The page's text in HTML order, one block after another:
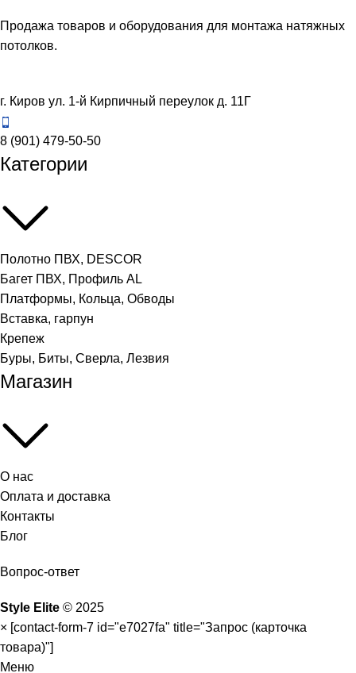
Продажа товаров и оборудования для монтажа натяжных
потолков.
г. Киров ул. 1-й Кирпичный переулок д. 11Г
8 (901) 479-50-50
Категории
Полотно ПВХ, DESCOR
Багет ПВХ, Профиль AL
Платформы, Кольца, Обводы
Вставка, гарпун
Крепеж
Буры, Биты, Сверла, Лезвия
Магазин
О нас
Оплата и доставка
Контакты
Блог
Вопрос-ответ
Style Elite © 2025
× [contact-form-7 id="e7027fa" title="Запрос (карточка
товара)"]
Меню